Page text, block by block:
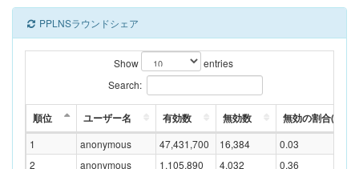
PPLNSラウンドシェア
Show
entries
Search:
順位 ユーザー名 有効数 無効数 無効の割合(%)
1 anonymous 47,431,700 16,384
0.03
2
anonymous 1,105,890 4,032 0.36